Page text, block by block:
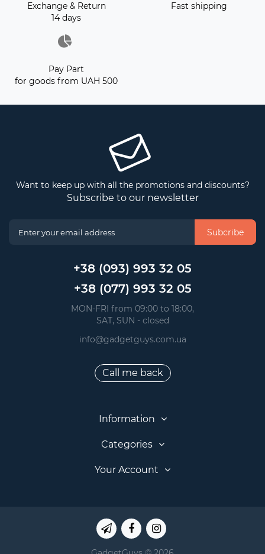
Exchange & Return
14 days
Fast shipping
Pay Part
for goods from UAH 500
Want to keep up with all the promotions and discounts?
Subscribe to our newsletter
Subcribe
+38 (093) 993 32 05
+38 (077) 993 32 05
MON-FRI from 09:00 to 18:00,
SAT, SUN - closed
info@gadgetguys.com.ua
Call me back
Information
Categories
Your Account